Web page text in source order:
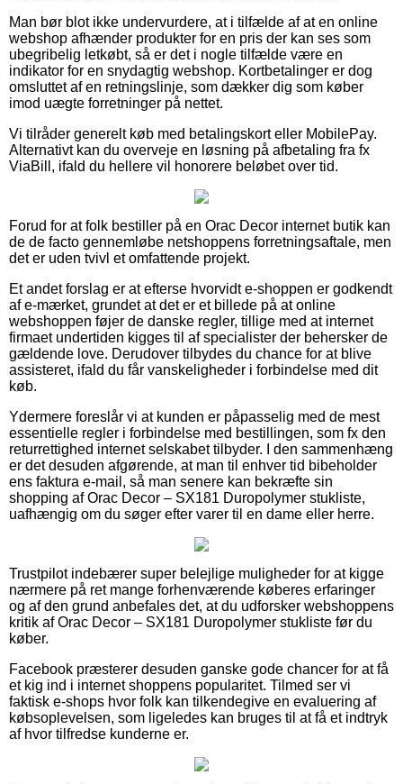
Man bør blot ikke undervurdere, at i tilfælde af at en online
webshop afhænder produkter for en pris der kan ses som
ubegribelig letkøbt, så er det i nogle tilfælde være en
indikator for en snydagtig webshop. Kortbetalinger er dog
omsluttet af en retningslinje, som dækker dig som køber
imod uægte forretninger på nettet.
Vi tilråder generelt køb med betalingskort eller MobilePay.
Alternativt kan du overveje en løsning på afbetaling fra fx
ViaBill, ifald du hellere vil honorere beløbet over tid.
Forud for at folk bestiller på en Orac Decor internet butik kan
de de facto gennemløbe netshoppens forretningsaftale, men
det er uden tvivl et omfattende projekt.
Et andet forslag er at efterse hvorvidt e-shoppen er godkendt
af e-mærket, grundet at det er et billede på at online
webshoppen føjer de danske regler, tillige med at internet
firmaet undertiden kigges til af specialister der behersker de
gældende love. Derudover tilbydes du chance for at blive
assisteret, ifald du får vanskeligheder i forbindelse med dit
køb.
Ydermere foreslår vi at kunden er påpasselig med de mest
essentielle regler i forbindelse med bestillingen, som fx den
returrettighed internet selskabet tilbyder. I den sammenhæng
er det desuden afgørende, at man til enhver tid bibeholder
ens faktura e-mail, så man senere kan bekræfte sin
shopping af Orac Decor – SX181 Duropolymer stukliste,
uafhængig om du søger efter varer til en dame eller herre.
Trustpilot indebærer super belejlige muligheder for at kigge
nærmere på ret mange forhenværende køberes erfaringer
og af den grund anbefales det, at du udforsker webshoppens
kritik af Orac Decor – SX181 Duropolymer stukliste før du
køber.
Facebook præsterer desuden ganske gode chancer for at få
et kig ind i internet shoppens popularitet. Tilmed ser vi
faktisk e-shops hvor folk kan tilkendegive en evaluering af
købsoplevelsen, som ligeledes kan bruges til at få et indtryk
af hvor tilfredse kunderne er.